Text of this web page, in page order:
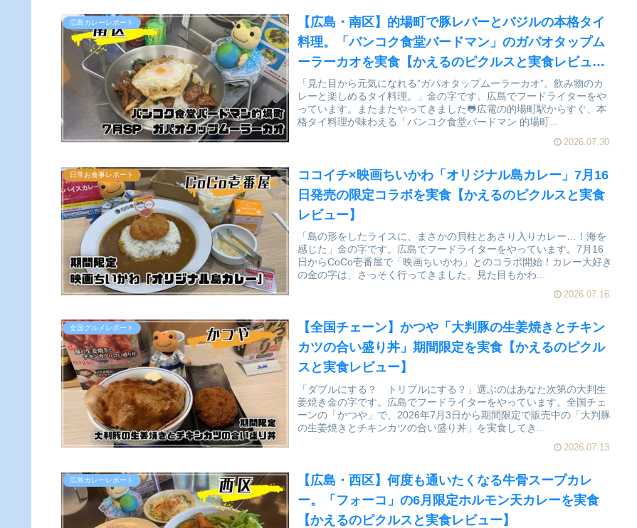
広島カレーレポート
【広島・南区】的場町で豚レバーとバジルの本格タイ
料理。「バンコク食堂バードマン」のガパオタップム
ーラーカオを実食【かえるのピクルスと実食レビュ
ー】
「見た目から元気になれる”ガパオタップムーラーカオ”。飲み物のカ
レーと楽しめるタイ料理。」金の字です。広島でフードライターをや
っています。またまたやってきました🐸広電の的場町駅からすぐ、本
格タイ料理が味わえる「バンコク食堂バードマン 的場町...
2026.07.30
日常お食事レポート
ココイチ×映画ちいかわ「オリジナル島カレー」7月16
日発売の限定コラボを実食【かえるのピクルスと実食
レビュー】
「島の形をしたライスに、まさかの貝柱とあさり入りカレー…！海を
感じた」金の字です。広島でフードライターをやっています。7月16
日からCoCo壱番屋で「映画ちいかわ」とのコラボ開始！カレー大好き
の金の字は、さっそく行ってきました。見た目もかわ...
2026.07.16
全国グルメレポート
【全国チェーン】かつや「大判豚の生姜焼きとチキン
カツの合い盛り丼」期間限定を実食【かえるのピクル
スと実食レビュー】
「ダブルにする？ トリプルにする？」選ぶのはあなた次第の大判生
姜焼き金の字です。広島でフードライターをやっています。全国チェ
ーンの「かつや」で、2026年7月3日から期間限定で販売中の「大判豚
の生姜焼きとチキンカツの合い盛り丼」を実食してき...
2026.07.13
広島カレーレポート
【広島・西区】何度も通いたくなる牛骨スープカレ
ー。「フォーコ」の6月限定ホルモン天カレーを実食
【かえるのピクルスと実食レビュー】